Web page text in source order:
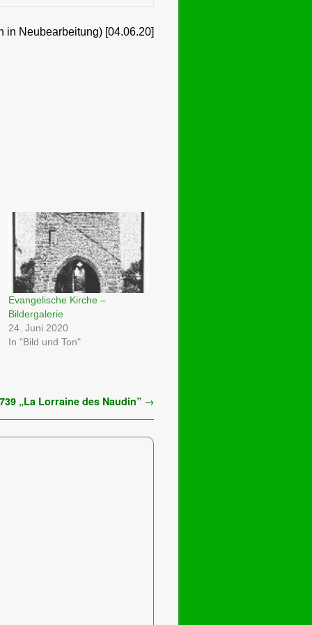
in Neubearbeitung) [04.06.20]
Evangelische Kirche –
Bildergalerie
24. Juni 2020
In "Bild und Ton"
„La Lorraine des Naudin” →